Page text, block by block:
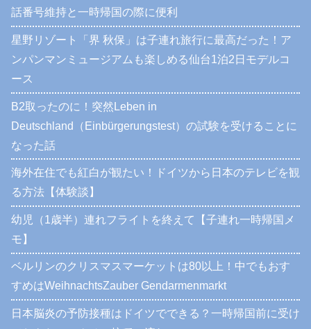
話番号維持と一時帰国の際に便利
星野リゾート「界 秋保」は子連れ旅行に最高だった！ア
ンパンマンミュージアムも楽しめる仙台1泊2日モデルコ
ース
B2取ったのに！突然Leben in
Deutschland（Einbürgerungstest）の試験を受けることに
なった話
海外在住でも紅白が観たい！ドイツから日本のテレビを観
る方法【体験談】
幼児（1歳半）連れフライトを終えて【子連れ一時帰国メ
モ】
ベルリンのクリスマスマーケットは80以上！中でもおす
すめはWeihnachtsZauber Gendarmenmarkt
日本脳炎の予防接種はドイツでできる？一時帰国前に受け